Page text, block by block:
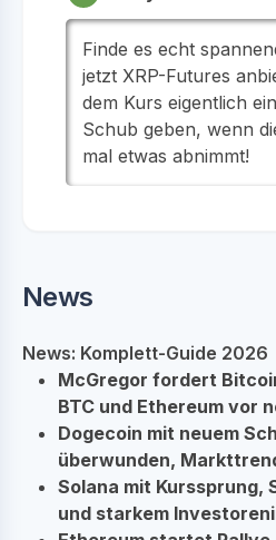
Finde es echt
jetzt XRP-Futures
dem Kurs eigentlich
Schub geben, wenn
mal etwas abnimmt!
News
News: Komplett-Guide 2026
McGregor fordert
BTC und Ethereum vor
Dogecoin mit neuem
überwunden,
Solana mit
und starkem